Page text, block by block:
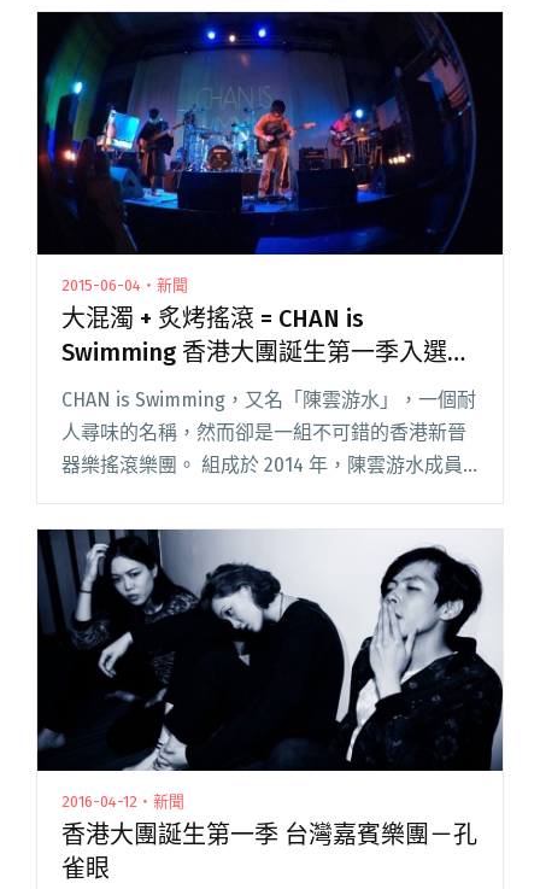
立團的名字，也是大家要掏錢包無保留買票吧！
首先要比老王早兩天閱讀全文 "Easy、黃玠夏日
香港開唱"
2015-06-04・新聞
大混濁 + 炙烤搖滾 = CHAN is
Swimming 香港大團誕生第一季入選者
介紹
CHAN is Swimming，又名「陳雲游水」，一個耐
人尋味的名稱，然而卻是一組不可錯的香港新晉
器樂搖滾樂團。 組成於 2014 年，陳雲游水成員
手 Kenneth 以及負責閱讀全文 "大混濁 + 炙烤搖
滾 = CHAN is Swimming 香港大團誕生第一季入
選者介紹"
2016-04-12・新聞
香港大團誕生第一季 台灣嘉賓樂團－孔
雀眼